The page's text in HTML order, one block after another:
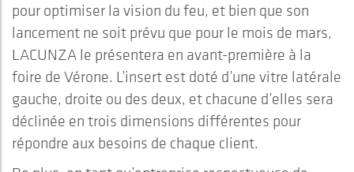
pour optimiser la vision du feu, et bien que son
lancement ne soit prévu que pour le mois de mars,
LACUNZA le présentera en avant-première à la
foire de Vérone. L’insert est doté d’une vitre latérale
gauche, droite ou des deux, et chacune d’elles sera
déclinée en trois dimensions différentes pour
répondre aux besoins de chaque client.